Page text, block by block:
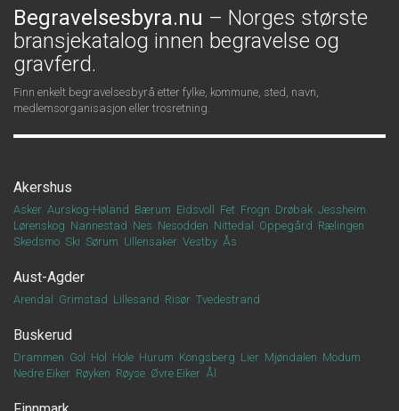
Begravelsesbyra.nu – Norges største
bransjekatalog innen begravelse og
gravferd.
Finn enkelt begravelsesbyrå etter fylke, kommune, sted, navn,
medlemsorganisasjon eller trosretning.
Akershus
Asker Aurskog-Høland Bærum Eidsvoll Fet Frogn Drøbak Jessheim
Lørenskog Nannestad Nes Nesodden Nittedal Oppegård Rælingen
Skedsmo Ski Sørum Ullensaker Vestby Ås
Aust-Agder
Arendal Grimstad Lillesand Risør Tvedestrand
Buskerud
Drammen Gol Hol Hole Hurum Kongsberg Lier Mjøndalen Modum
Nedre Eiker Røyken Røyse Øvre Eiker Ål